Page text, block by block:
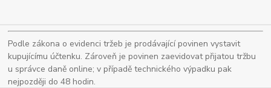
Podle zákona o evidenci tržeb je prodávající povinen vystavit
kupujícímu účtenku. Zároveň je povinen zaevidovat přijatou tržbu
u správce daně online; v případě technického výpadku pak
nejpozději do 48 hodin.